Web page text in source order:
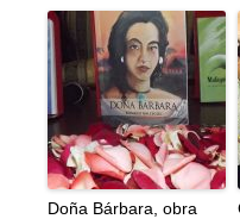
Doña Bárbara, obra